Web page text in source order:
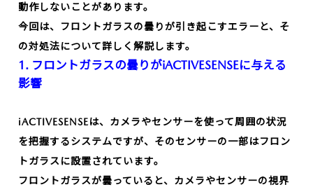
動作しないことがあります。
今回は、フロントガラスの曇りが引き起こすエラーと、そ
の対処法について詳しく解説します。
1. フロントガラスの曇りがiACTIVESENSEに与える
影響
iACTIVESENSEは、カメラやセンサーを使って周囲の状況
を把握するシステムですが、そのセンサーの一部はフロン
トガラスに設置されています。
フロントガラスが曇っていると、カメラやセンサーの視界